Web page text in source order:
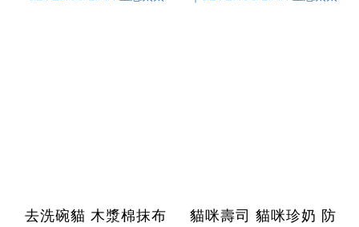
去洗碗貓 木漿棉抹布
貓咪壽司 貓咪珍奶 防